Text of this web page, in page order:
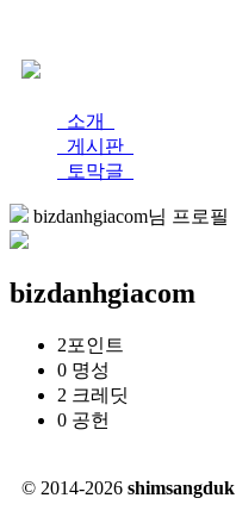
소개
게시판
토막글
bizdanhgiacom님 프로필
bizdanhgiacom
2포인트
0 명성
2 크레딧
0 공헌
© 2014-2026 shimsangduk